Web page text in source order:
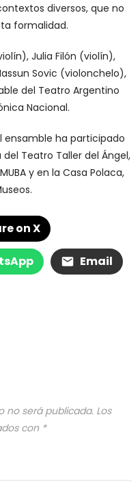
diversos, que no
formalidad.
Julia Filón (violín),
Sovic (violonchelo),
del Teatro Argentino
Nacional.
ensamble ha participado
Teatro Taller del Ángel,
y en la Casa Polaca,
on X
Email
no será publicada. Los
con *